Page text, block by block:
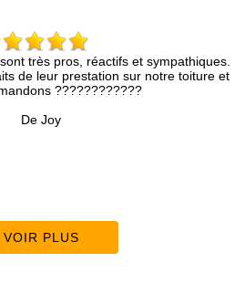
réactifs et sympathiques.
sur notre toiture et
Brun
compétence
VOIR PLUS